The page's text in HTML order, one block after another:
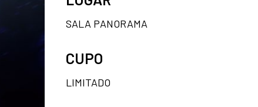
SALA PANORAMA
CUPO
LIMITADO